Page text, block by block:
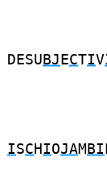
DESU BJ ECTIV
ISC H IOJAM BI